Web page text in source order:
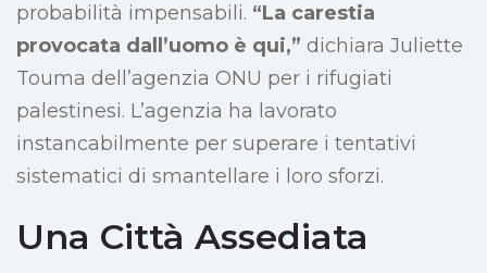
probabilità impensabili. “La carestia
provocata dall’uomo è qui,” dichiara Juliette
Touma dell’agenzia ONU per i rifugiati
palestinesi. L’agenzia ha lavorato
instancabilmente per superare i tentativi
sistematici di smantellare i loro sforzi.
Una Città Assediata